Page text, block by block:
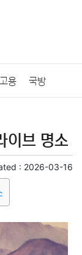
고용 국방
블록체인
컴퓨터 기술
이브 명소
: 2026-03-16